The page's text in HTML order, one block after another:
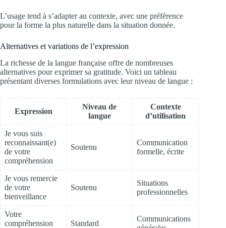
L’usage tend à s’adapter au contexte, avec une préférence
pour la forme la plus naturelle dans la situation donnée.
Alternatives et variations de l’expression
La richesse de la langue française offre de nombreuses
alternatives pour exprimer sa gratitude. Voici un tableau
présentant diverses formulations avec leur niveau de langue :
Expression
Niveau de
langue
Contexte
d’utilisation
Je vous suis
reconnaissant(e)
de votre
compréhension
Soutenu
Communication
formelle, écrite
Je vous remercie
de votre
bienveillance
Soutenu
Situations
professionnelles
Votre
compréhension
Standard
Communications